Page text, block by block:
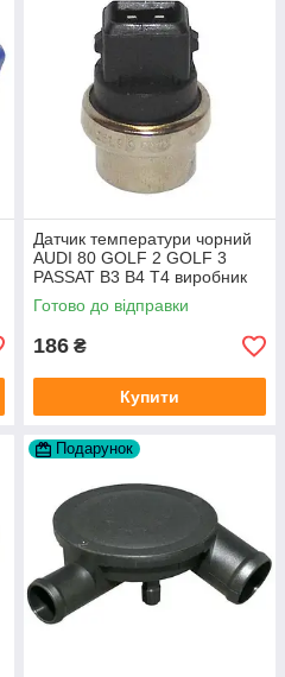
Датчик температури чорний
AUDI 80 GOLF 2 GOLF 3
PASSAT B3 B4 T4 виробник
TOPRAN Німеччина
Готово до відправки
186 ₴
Купити
Подарунок